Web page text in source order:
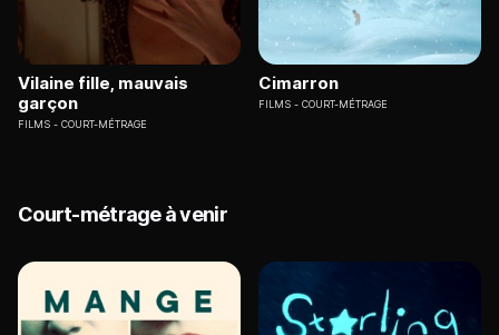
Vilaine fille, mauvais
garçon
FILMS COURT-MÉTRAGE
Cimarron
FILMS COURT-MÉTRAGE
Court-métrage à venir